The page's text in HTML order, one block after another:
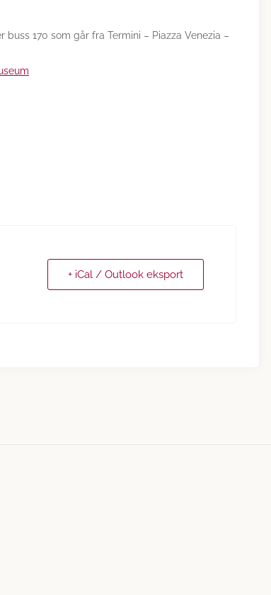
170 som går fra Termini – Piazza Venezia –
+ iCal / Outlook eksport